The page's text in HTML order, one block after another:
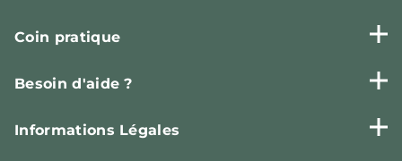
Coin pratique
Besoin d'aide ?
Informations Légales